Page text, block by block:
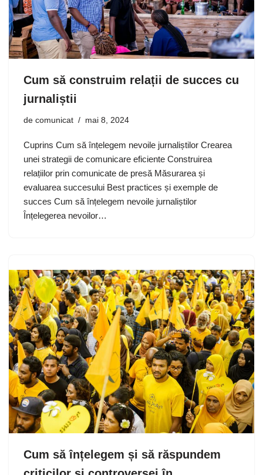
Cum să construim relații de succes cu
jurnaliștii
de comunicat mai 8, 2024
Cuprins Cum să înțelegem nevoile jurnaliștilor Crearea
unei strategii de comunicare eficiente Construirea
relațiilor prin comunicate de presă Măsurarea și
evaluarea succesului Best practices și exemple de
succes Cum să înțelegem nevoile jurnaliștilor
Înțelegerea nevoilor…
Cum să înțelegem și să răspundem